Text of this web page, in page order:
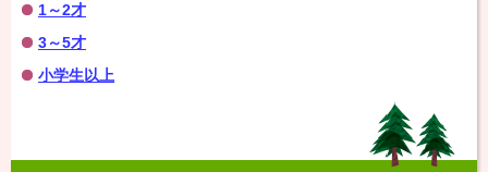
1～2才
3～5才
小学生以上